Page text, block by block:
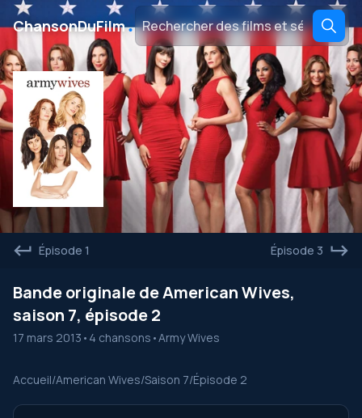
ChansonDuFilm․
Épisode 1 Épisode 3
Bande originale de American Wives,
saison 7, épisode 2
17 mars 2013 • 4 chansons •Army Wives
Accueil/American Wives/Saison 7/Épisode 2